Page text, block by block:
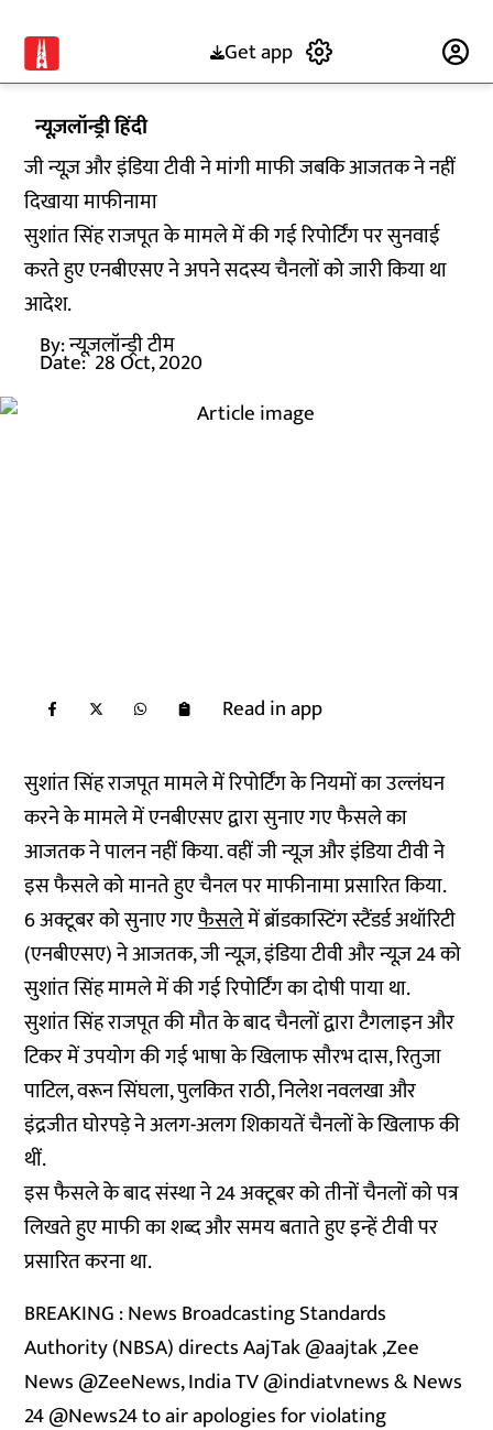
Get app
न्यूज़लॉन्ड्री हिंदी
जी न्यूज़ और इंडिया टीवी ने मांगी माफी जबकि आजतक ने नहीं
दिखाया माफीनामा
सुशांत सिंह राजपूत के मामले में की गई रिपोर्टिंग पर सुनवाई
करते हुए एनबीएसए ने अपने सदस्य चैनलों को जारी किया था
आदेश.
By:न्यूज़लॉन्ड्री टीम
Date: 28 Oct, 2020
Read in app
सुशांत सिंह राजपूत मामले में रिपोर्टिंग के नियमों का उल्लंघन
करने के मामले में एनबीएसए द्वारा सुनाए गए फैसले का
आजतक ने पालन नहीं किया. वहीं जी न्यूज़ और इंडिया टीवी ने
इस फैसले को मानते हुए चैनल पर माफीनामा प्रसारित किया.
6 अक्टूबर को सुनाए गएफैसलेमें ब्रॉडकास्टिंग स्टैंडर्ड अथॉरिटी
(एनबीएसए) ने आजतक, जी न्यूज़, इंडिया टीवी और न्यूज़ 24 को
सुशांत सिंह मामले में की गई रिपोर्टिंग का दोषी पाया था.
सुशांत सिंह राजपूत की मौत के बाद चैनलों द्वारा टैगलाइन और
टिकर में उपयोग की गई भाषा के खिलाफ सौरभ दास, रितुजा
पाटिल, वरून सिंघला, पुलकित राठी, निलेश नवलखा और
इंद्रजीत घोरपड़े ने अलग-अलग शिकायतें चैनलों के खिलाफ की
थीं.
इस फैसले के बाद संस्था ने 24 अक्टूबर को तीनों चैनलों को पत्र
लिखते हुए माफी का शब्द और समय बताते हुए इन्हें टीवी पर
प्रसारित करना था.
BREAKING : News Broadcasting Standards
Authority (NBSA) directs AajTak@aajtak,Zee
News@ZeeNews, India TV@indiatvnews& News
24@News24to air apologies for violating